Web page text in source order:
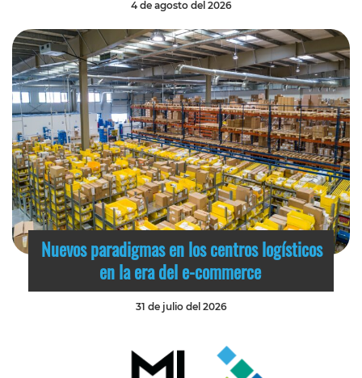
4 de agosto del 2026
Nuevos paradigmas en los centros logísticos
en la era del e-commerce
31 de julio del 2026